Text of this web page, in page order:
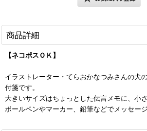
商品詳細
【ネコポスＯＫ】
イラストレーター・てらおかなつみさんの犬
付箋です。
大きいサイズはちょっとした伝言メモに、小
ボールペンやマーカー、鉛筆などでメッセー